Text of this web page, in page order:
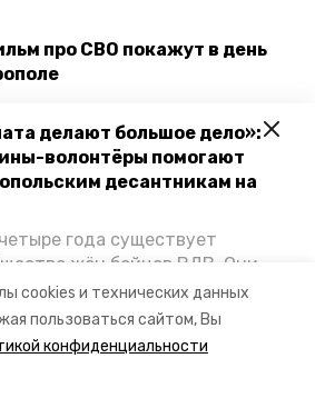
cookies и технических данных
пользоваться сайтом, Вы
конфиденциальности
делают большое дело»:
волонтёры помогают
десантникам на
года существует
жён бойцов ВДВ. Они
и продуктов для
и лично отвозят всё это
рассказали «Победе26», как
клуб и зачем проводят
9 Мая.
про СВО покажут в день
назвал волонтёров,
награде «За поддержку СВО»
путёвки попросили
семьи участников